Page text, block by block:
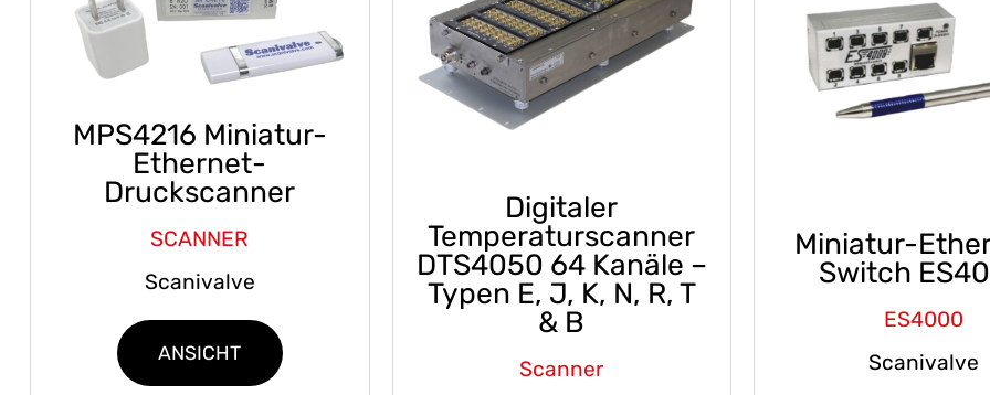
MPS4216 Miniatur-
Ethernet-
Druckscanner
SCANNER
Scanivalve
ANSICHT
Digitaler
Temperaturscanner
DTS4050 64 Kanäle –
Typen E, J, K, N, R, T
& B
Scanner
Miniatur-
Switch
ES4000
Scanivalve